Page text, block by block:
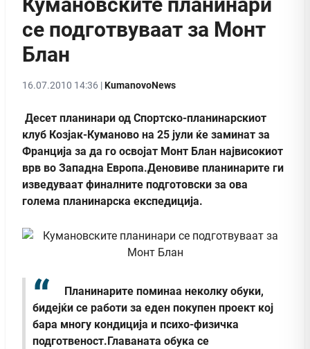
се подготвуваат за Монт
Блан
16.07.2010 14:36 |KumanovoNews
Десет планинари од Спортско-планинарскиот
клуб Козјак-Куманово на 25 јули ќе заминат за
Франција за да го освојат Монт Блан највисокиот
врв во Западна Европа.Деновиве планинарите ги
изведуваат финалните подготовски за ова
голема планинарска експедиција.
Планинарите поминаа неколку обуки,
бидејќи се работи за еден покупен проект кој
бара многу кондиција и психо-физичка
подготвеност.Главаната обука се